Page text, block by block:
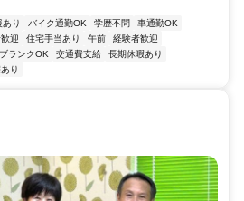
あり バイク通勤OK 学歴不問
車通勤OK
迎 住宅手当あり 午前
経験者歓迎
ブランクOK 交通費支給
長期休暇あり
り